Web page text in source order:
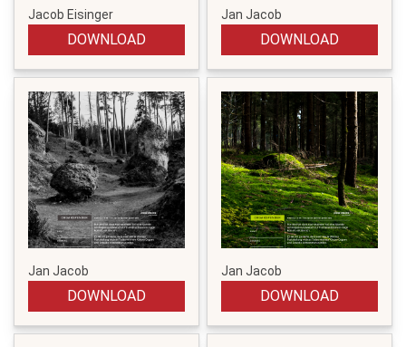
Jacob Eisinger
DOWNLOAD
Jan Jacob
DOWNLOAD
Jan Jacob
DOWNLOAD
Jan Jacob
DOWNLOAD